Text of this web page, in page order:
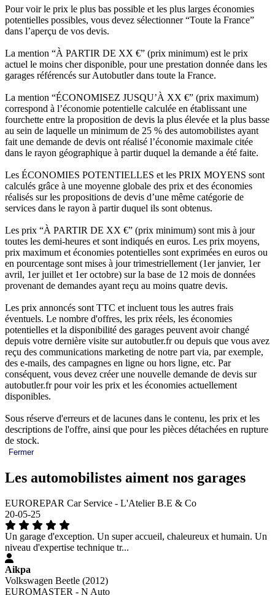
Pour voir le prix le plus bas possible et les plus larges économies
potentielles possibles, vous devez sélectionner “Toute la France”
dans l’aperçu de vos devis.
La mention “À PARTIR DE XX €” (prix minimum) est le prix
actuel le moins cher disponible, pour une prestation donnée dans les
garages référencés sur Autobutler dans toute la France.
La mention “ÉCONOMISEZ JUSQU’À XX €” (prix maximum)
correspond à l’économie potentielle calculée en établissant une
fourchette entre la proposition de devis la plus élevée et la plus basse
au sein de laquelle un minimum de 25 % des automobilistes ayant
fait une demande de devis ont réalisé l’économie maximale citée
dans le rayon géographique à partir duquel la demande a été faite.
Les ÉCONOMIES POTENTIELLES et les PRIX MOYENS sont
calculés grâce à une moyenne globale des prix et des économies
réalisés sur les propositions de devis d’une même catégorie de
services dans le rayon à partir duquel ils sont obtenus.
Les prix “À PARTIR DE XX €” (prix minimum) sont mis à jour
toutes les demi-heures et sont indiqués en euros. Les prix moyens,
prix maximum et économies potentielles sont exprimées en euros ou
en pourcentage sont mises à jour trimestriellement (1er janvier, 1er
avril, 1er juillet et 1er octobre) sur la base de 12 mois de données
provenant de demandes ayant reçu au moins quatre devis.
Les prix annoncés sont TTC et incluent tous les autres frais
éventuels. Le nombre d'offres, les prix réels, les économies
potentielles et la disponibilité des garages peuvent avoir changé
depuis votre dernière visite sur autobutler.fr ou depuis que vous avez
reçu des communications marketing de notre part via, par exemple,
des e-mails, des campagnes en ligne ou hors ligne, etc. Par
conséquent, vous devez créer une nouvelle demande de devis sur
autobutler.fr pour voir les prix et les économies actuellement
disponibles.
Sous réserve d'erreurs et de lacunes dans le contenu, les prix et les
descriptions de l'offre, ainsi que pour les pièces détachées en rupture
de stock.
Fermer
Les automobilistes aiment nos garages
EUROREPAR Car Service - L'Atelier B.E & Co
20-05-25
Un garage d'exception. Un super accueil, chaleureux et humain. Un
niveau d'expertise technique tr...
Aikpa
Volkswagen Beetle (2012)
EUROMASTER - N Auto